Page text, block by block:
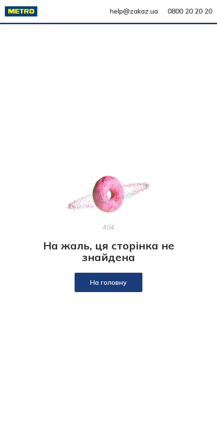
help@zakaz.ua 0800 20 20 20
404
На жаль, ця сторінка не
знайдена
На головну